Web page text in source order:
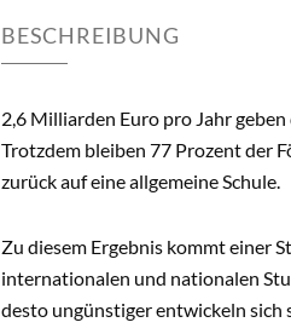
BESCHREIBUNG
2,6 Milliarden Euro pro Jahr
Trotzdem bleiben 77 Prozent der
zurück auf eine allgemeine Schule.
Zu diesem Ergebnis kommt einer
internationalen und nationalen
desto ungünstiger entwickeln sich